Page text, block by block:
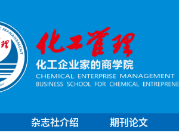
杂志社介绍 期刊论文